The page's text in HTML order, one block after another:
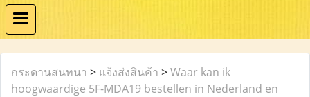
กระดานสนทนา > แจ้งส่งสินค้า >Waar kan ik
hoogwaardige 5F-MDA19 bestellen in Nederland en